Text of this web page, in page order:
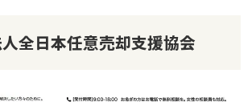
全日本任意売却支援協会